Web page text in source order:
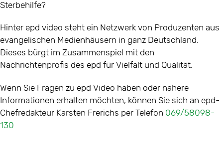
Sterbehilfe?
Hinter epd video steht ein Netzwerk von Produzenten aus
evangelischen Medienhäusern in ganz Deutschland.
Dieses bürgt im Zusammenspiel mit den
Nachrichtenprofis des epd für Vielfalt und Qualität.
Wenn Sie Fragen zu epd Video haben oder nähere
Informationen erhalten möchten, können Sie sich an epd-
Chefredakteur Karsten Frerichs per Telefon 069/58098-
130